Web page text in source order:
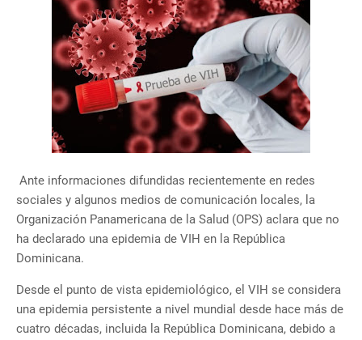
Ante informaciones difundidas recientemente en redes
sociales y algunos medios de comunicación locales, la
Organización Panamericana de la Salud (OPS) aclara que no
ha declarado una epidemia de VIH en la República
Dominicana.
Desde el punto de vista epidemiológico, el VIH se considera
una epidemia persistente a nivel mundial desde hace más de
cuatro décadas, incluida la República Dominicana, debido a